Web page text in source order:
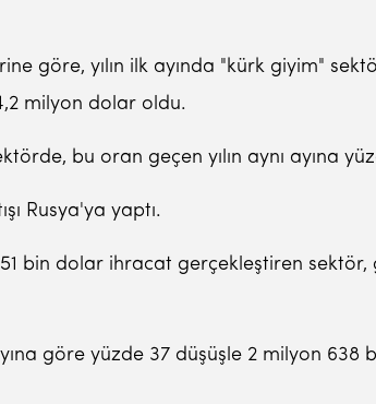
göre, yılın ilk ayında "kürk giyim"
milyon dolar oldu.
bu oran geçen yılın aynı ayına
Rusya'ya yaptı.
dolar ihracat gerçekleştiren sektör,
göre yüzde 37 düşüşle 2 milyon